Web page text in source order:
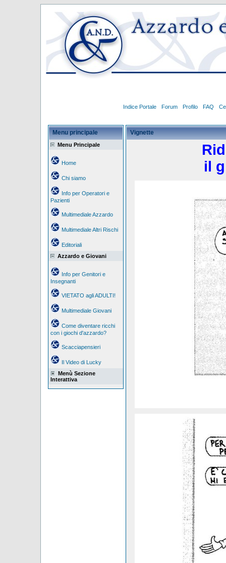
Indice Portale Forum Profilo FAQ
Menu principale
Menu Principale
Home
Chi siamo
Info per Operatori e
Pazienti
Multimediale Azzardo
Multimediale Altri Rischi
Editoriali
Azzardo e Giovani
Info per Genitori e
Insegnanti
VIETATO agli ADULTI!
Multimediale Giovani
Come diventare ricchi
con i giochi d'azzardo?
Scacciapensieri
Il Video di Lucky
Menù Sezione
Interattiva
Vignette
il